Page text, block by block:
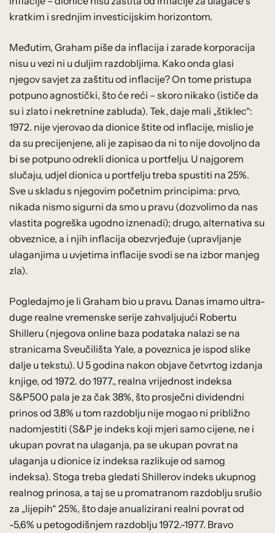
kratkim i srednjim investicijskim horizontom.
Međutim, Graham piše da inflacija i zarade korporacija
nisu u vezi ni u duljim razdobljima. Kako onda glasi
njegov savjet za zaštitu od inflacije? On tome pristupa
potpuno agnostički, što će reći – skoro nikako (ističe da
su i zlato i nekretnine zabluda). Tek, daje mali „štiklec“:
1972. nije vjerovao da dionice štite od inflacije, mislio je
da su precijenjene, ali je zapisao da ni to nije dovoljno da
bi se potpuno odrekli dionica u portfelju. U najgorem
slučaju, udjel dionica u portfelju treba spustiti na 25%.
Sve u skladu s njegovim početnim principima: prvo,
nikada nismo sigurni da smo u pravu (dozvolimo da nas
vlastita pogreška ugodno iznenadi); drugo, alternativa su
obveznice, a i njih inflacija obezvrjeđuje (upravljanje
ulaganjima u uvjetima inflacije svodi se na izbor manjeg
zla).
Pogledajmo je li Graham bio u pravu. Danas imamo ultra-
duge realne vremenske serije zahvaljujući Robertu
Shilleru (njegova online baza podataka nalazi se na
stranicama Sveučilišta Yale, a poveznica je ispod slike
dalje u tekstu). U 5 godina nakon objave četvrtog izdanja
knjige, od 1972. do 1977., realna vrijednost indeksa
S&P500 pala je za čak 38%, što prosječni dividendni
prinos od 3,8% u tom razdoblju nije mogao ni približno
nadomjestiti (S&P je indeks koji mjeri samo cijene, ne i
ukupan povrat na ulaganja, pa se ukupan povrat na
ulaganja u dionice iz indeksa razlikuje od samog
indeksa). Stoga treba gledati Shillerov indeks ukupnog
realnog prinosa, a taj se u promatranom razdoblju srušio
za „lijepih“ 25%, što daje anualizirani realni povrat od
-5,6% u petogodišnjem razdoblju 1972.-1977. Bravo